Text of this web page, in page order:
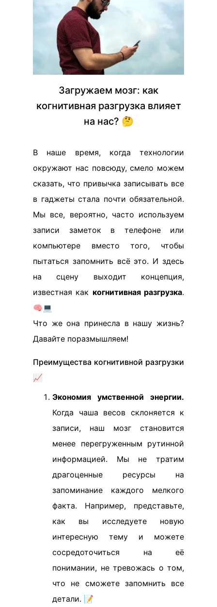
Загружаем мозг: как
когнитивная разгрузка влияет
на нас? 🤔
В наше время, когда технологии
окружают нас повсюду, смело можем
сказать, что привычка записывать все
в гаджеты стала почти обязательной.
Мы все, вероятно, часто используем
записи заметок в телефоне или
компьютере вместо того, чтобы
пытаться запомнить всё это. И здесь
на сцену выходит концепция,
известная как когнитивная разгрузка.
🧠💻
Что же она принесла в нашу жизнь?
Давайте поразмышляем!
Преимущества когнитивной разгрузки
📈
Экономия умственной энергии.
Когда чаша весов склоняется к
записи, наш мозг становится
менее перегруженным рутинной
информацией. Мы не тратим
драгоценные ресурсы на
запоминание каждого мелкого
факта. Например, представьте,
как вы исследуете новую
интересную тему и можете
сосредоточиться на её
понимании, не тревожась о том,
что не сможете запомнить все
детали. 📝